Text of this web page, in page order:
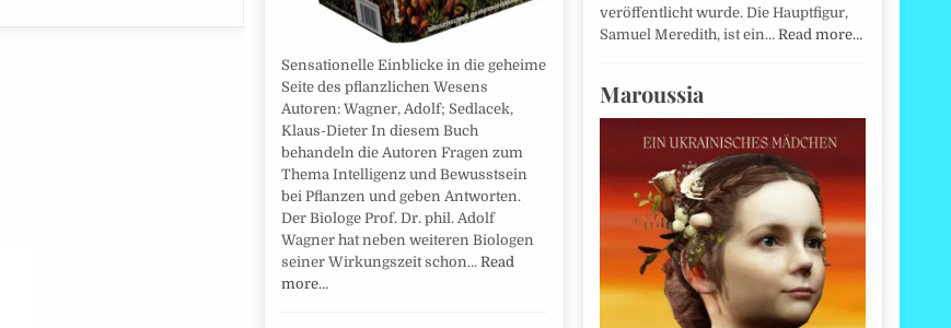
Sensationelle Einblicke in die geheime
Seite des pflanzlichen Wesens
Autoren: Wagner, Adolf; Sedlacek,
Klaus-Dieter In diesem Buch
behandeln die Autoren Fragen zum
Thema Intelligenz und Bewusstsein
bei Pflanzen und geben Antworten.
Der Biologe Prof. Dr. phil. Adolf
Wagner hat neben weiteren Biologen
seiner Wirkungszeit schon… Read
more…
veröffentlicht wurde. Die Hauptfigur,
Samuel Meredith, ist ein… Read more…
Maroussia